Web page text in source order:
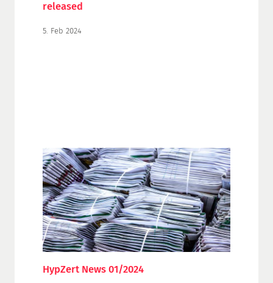
released
5. Feb 2024
HypZert News 01/2024